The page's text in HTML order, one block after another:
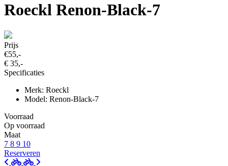
Roeckl Renon-Black-7
Prijs
€55,-
€ 35,-
Specificaties
Merk: Roeckl
Model: Renon-Black-7
Voorraad
Op voorraad
Maat
7 8 9 10
Reserveren